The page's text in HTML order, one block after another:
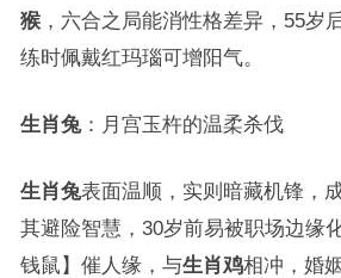
猴，六合之局能消性格差异，55岁
练时佩戴红玛瑙可增阳气。
生肖兔：月宫玉杵的温柔杀伐
生肖兔表面温顺，实则暗藏机锋，
其避险智慧，30岁前易被职场边缘
钱鼠】催人缘，与生肖鸡相冲，婚